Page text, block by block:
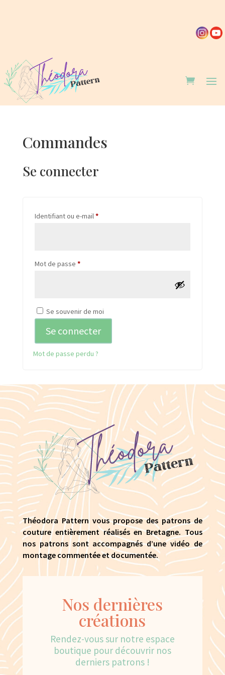
Commandes
Se connecter
Identifiant ou e-mail*Obligatoire
Mot de passe *Obligatoire
Se souvenir de moi
Se connecter
Mot de passe perdu ?
Théodora Pattern vous propose des patrons de
couture entièrement réalisés en Bretagne. Tous
nos patrons sont accompagnés d’une vidéo de
montage commentée et documentée.
Nos dernières
créations
Rendez-vous sur notre espace
boutique pour découvrir nos
derniers patrons !